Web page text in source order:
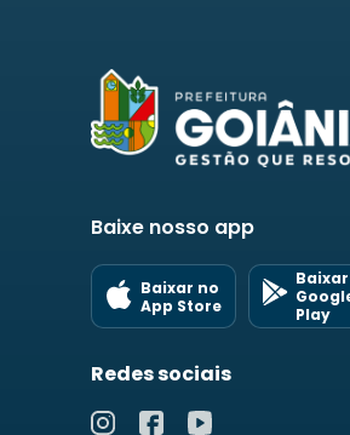
Baixe nosso app
Baixar no
App Store
Play
Redes sociais